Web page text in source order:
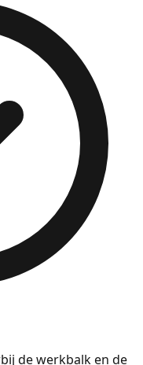
de werkbalk en de